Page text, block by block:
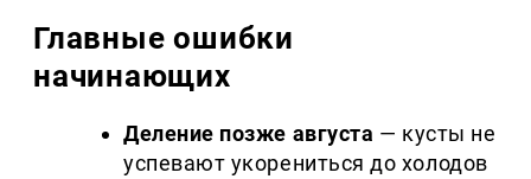
Главные ошибки
начинающих
Деление позже августа — кусты не
успевают укорениться до холодов